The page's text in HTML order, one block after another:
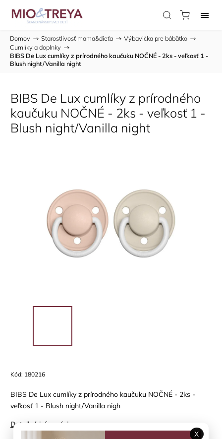
Domov / Starostlivosť mama&dieťa / Výbavička pre bábätko /
Cumlíky a doplnky /
BIBS De Lux cumlíky z prírodného kaučuku NOČNÉ - 2ks - veľkosť 1 -
Blush night/Vanilla night
BIBS De Lux cumlíky z prírodného
kaučuku NOČNÉ - 2ks - veľkosť 1 -
Blush night/Vanilla night
Kód: 180216
BIBS De Lux cumlíky z prírodného kaučuku NOČNÉ - 2ks -
veľkosť 1 - Blush night/Vanilla nigh
Detailné informácie
X